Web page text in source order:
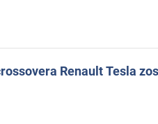
Renault Tesla